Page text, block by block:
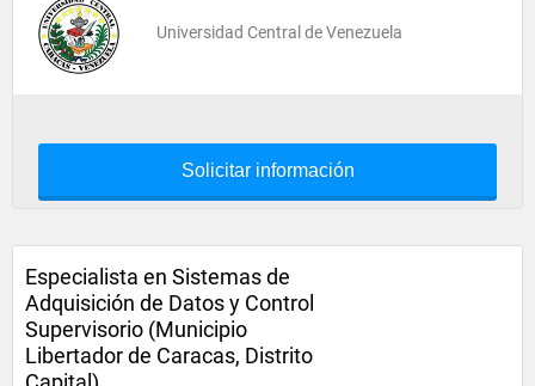
Universidad Central de Venezuela
Solicitar información
Especialista en Sistemas de
Adquisición de Datos y Control
Supervisorio (Municipio
Libertador de Caracas, Distrito